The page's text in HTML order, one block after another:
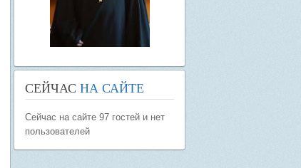
СЕЙЧАС НА САЙТЕ
Сейчас на сайте 97 гостей и нет
пользователей